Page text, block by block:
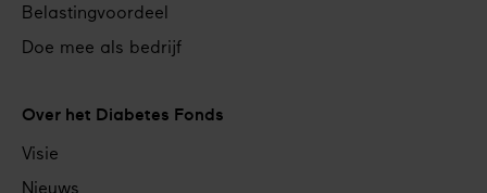
Belastingvoordeel
Doe mee als bedrijf
Over het Diabetes Fonds
Visie